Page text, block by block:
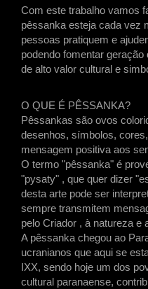
Com este trabalho vamos
pêssanka esteja cada vez
pessoas pratiquem e
podendo fomentar
de alto valor cultural e
O QUE É PÊSSANKA?
Pêssankas são ovos
desenhos, símbolos,
mensagem positiva aos
O termo "pêssanka" é
"pysaty" , que quer dizer
desta arte pode ser
sempre transmitem
pelo Criador , à natureza e
A pêssanka chegou ao
ucranianos que aqui se
IXX, sendo hoje um dos
cultural paranaense,